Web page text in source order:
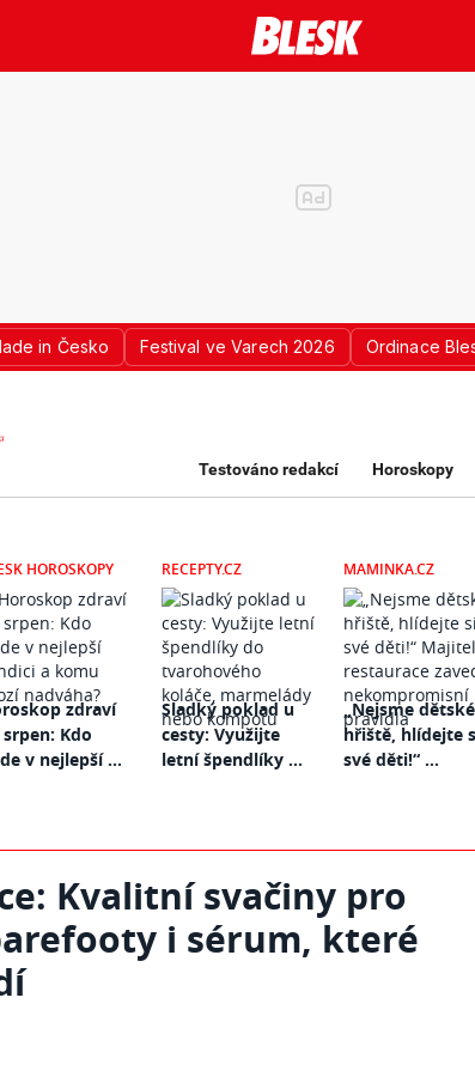
in Česko Festival ve Varech 2026 Ordinace
PRO ŽENY
Testováno redakcí Horoskopy
HOROSKOPY
zdraví
srpen: Kdo
v nejlepší ...
RECEPTY.CZ
Sladký poklad u
cesty: Využijte
letní špendlíky ...
MAMINKA.CZ
„Nejsme dětské
hřiště, hlídejte
své děti!“ ...
Kvalitní svačiny pro
i sérum, které